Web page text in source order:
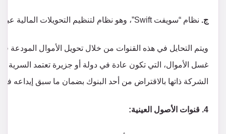
ج. نظام “سويفت Swift”، وهو نظام لتنظيم التحويلات المالية عبر الحدود.
ويتم التحايل في هذه القنوات من خلال تحويل الأموال
غسل الأموال، التي تكون عادة في دولة أو جزيرة تعتمد السرية
الشركة ذاتها بالاقتراض من أحد البنوك بضمان ما سبق إيداعه في
4. قنوات الأصول العينية: